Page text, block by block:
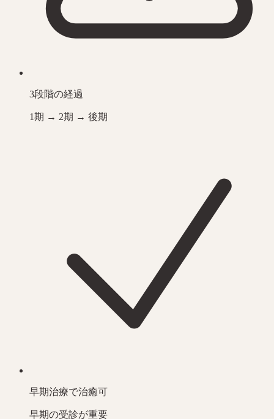
3段階の経過
1期 → 2期 → 後期
早期治療で治癒可
早期の受診が重要